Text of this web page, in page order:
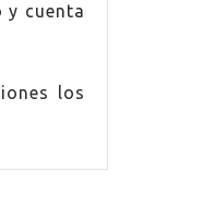
y cuenta
los